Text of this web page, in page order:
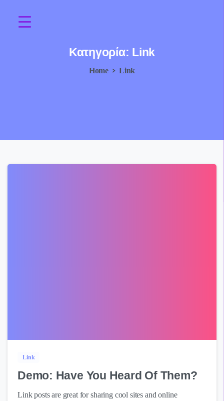
Κατηγορία: Link
Home Link
Link
Demo: Have You Heard Of Them?
Link posts are great for sharing cool sites and online